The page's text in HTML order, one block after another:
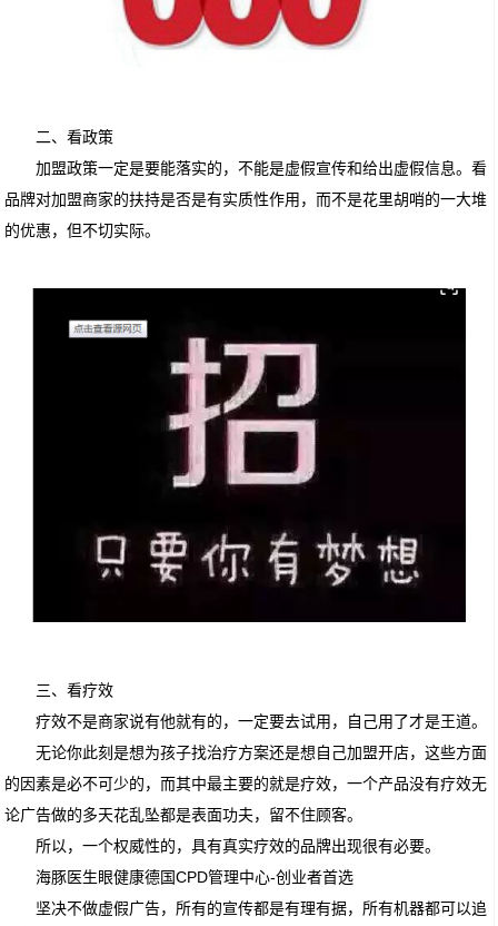
二、看政策
加盟政策一定是要能落实的，不能是虚假宣传和给出虚假信息。看
品牌对加盟商家的扶持是否是有实质性作用，而不是花里胡哨的一大堆
的优惠，但不切实际。
三、看疗效
疗效不是商家说有他就有的，一定要去试用，自己用了才是王道。
无论你此刻是想为孩子找治疗方案还是想自己加盟开店，这些方面
的因素是必不可少的，而其中最主要的就是疗效，一个产品没有疗效无
论广告做的多天花乱坠都是表面功夫，留不住顾客。
所以，一个权威性的，具有真实疗效的品牌出现很有必要。
海豚医生眼健康德国CPD管理中心-创业者首选
坚决不做虚假广告，所有的宣传都是有理有据，所有机器都可以追